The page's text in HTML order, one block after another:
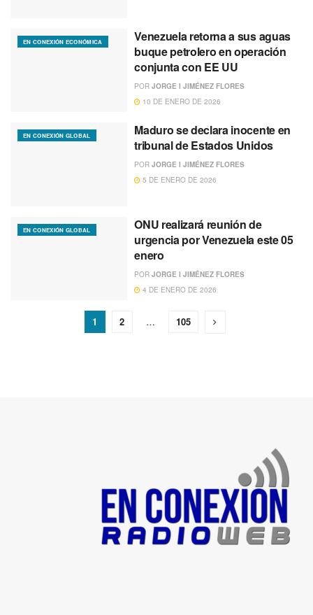
EN CONEXIÓN ECONÓMICA
Venezuela retorna a sus aguas
buque petrolero en operación
conjunta con EE UU
POR JORGE I JIMÉNEZ FLORES
10 DE ENERO DE 2026
EN CONEXIÓN GLOBAL
Maduro se declara inocente en
tribunal de Estados Unidos
POR JORGE I JIMÉNEZ FLORES
5 DE ENERO DE 2026
EN CONEXIÓN GLOBAL
ONU realizará reunión de
urgencia por Venezuela este 05
enero
POR JORGE I JIMÉNEZ FLORES
4 DE ENERO DE 2026
1 2 … 105